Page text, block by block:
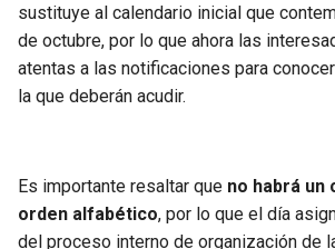
sustituye al calendario inicial que
de octubre, por lo que ahora las
atentas a las notificaciones para
la que deberán acudir.
Es importante resaltar que no habrá un
orden alfabético, por lo que el día
del proceso interno de organización de